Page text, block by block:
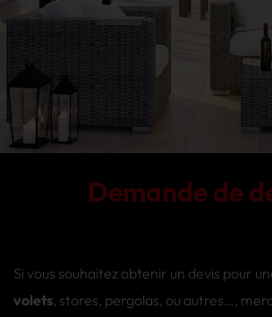
Demande de
Si vous souhaitez obtenir un devis pour
volets, stores, pergolas, ou autres…,